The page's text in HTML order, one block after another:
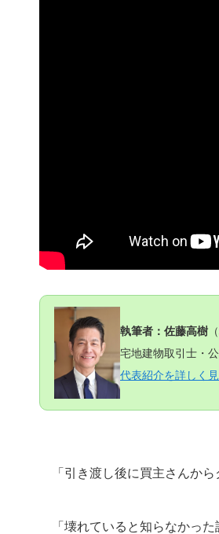
執筆者：佐藤高樹
宅地建物取引士・
代表紹介を詳しく
「引き渡し後に買主さんか
「壊れていると知らなかっ